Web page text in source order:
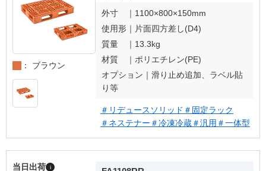
： ブラウン
外寸 ｜ 1100×800×150mm
使用形｜ 片面四方差し(D4)
質量 ｜ 13.3kg
材質 ｜ ポリエチレン(PE)
オプション｜ 滑り止め追加、ラベル貼
り等
＃リデュースソリッド ＃固定ラック
＃ネステナー ＃冷凍冷蔵＃汎用 ＃一体型
当日出荷 i